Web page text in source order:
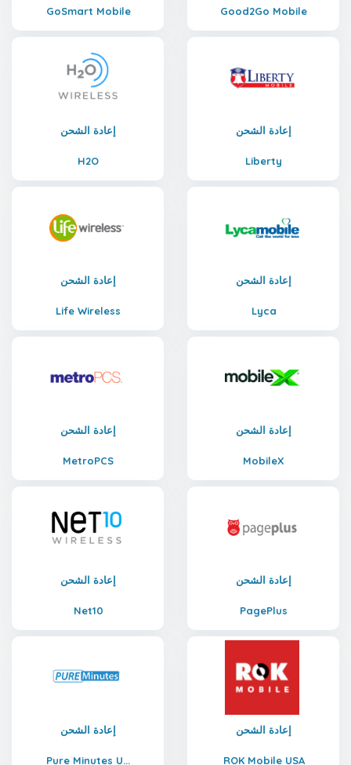
GoSmart Mobile Good2Go Mobile
إعادة الشحن
H2O
إعادة الشحن
Liberty
إعادة الشحن
Life Wireless
إعادة الشحن
Lyca
إعادة الشحن
MetroPCS
إعادة الشحن
MobileX
إعادة الشحن
Net10
إعادة الشحن
PagePlus
إعادة الشحن
Pure Minutes U...
إعادة الشحن
ROK Mobile USA